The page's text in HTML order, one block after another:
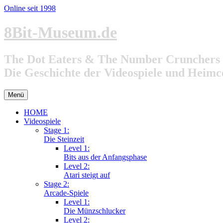
Online seit 1998
Zum
Inhalt
8Bit-Museum.de
The Dot Eaters & The Number Crunchers
Die Geschichte der Videospiele und
Menü
HOME
Videospiele
Stage 1:
Die Steinzeit
Level 1:
Bits aus der Anfangsphase
Level 2:
Atari steigt auf
Stage 2:
Arcade-Spiele
Level 1:
Die Münzschlucker
Level 2: